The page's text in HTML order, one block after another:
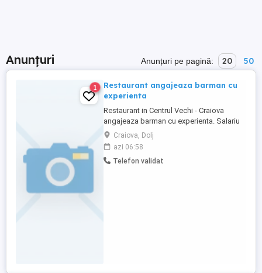
Anunțuri Anunțuri pe pagină: 20 50
1
Restaurant angajeaza barman cu
experienta
Restaurant in Centrul Vechi - Craiova
angajeaza barman cu experienta. Salariu
motivant. Mediu de lucru profesionist.
Pentru detalii sunati la .
Craiova, Dolj
azi 06:58
Telefon validat